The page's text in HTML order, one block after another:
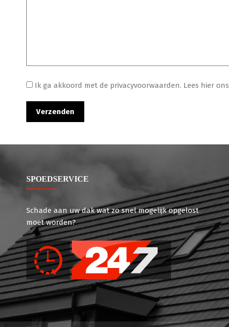
Ik ga akkoord met de privacyvoorwaarden. Lees hier ons
SPOEDSERVICE
Schade aan uw dak wat zo snel mogelijk opgelost
moet worden?